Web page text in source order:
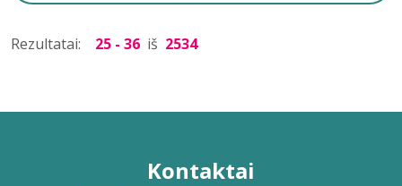
Rezultatai: 25 - 36 iš 2534
Kontaktai